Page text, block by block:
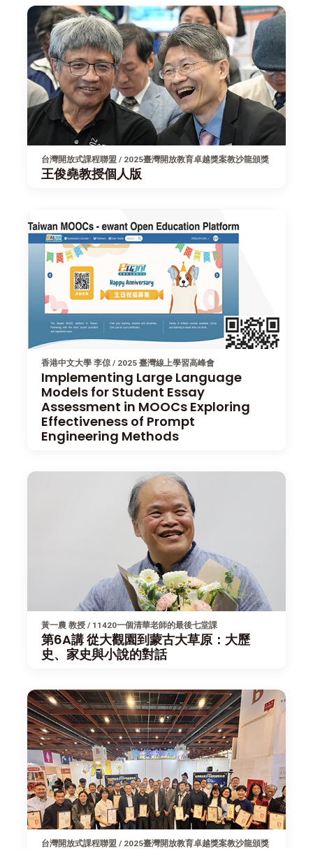
台灣開放式課程聯盟 / 2025臺灣開放教育卓越獎案教沙龍頒獎
王俊堯教授個人版
香港中文大學 李倞 / 2025 臺灣線上學習高峰會
Implementing Large Language
Models for Student Essay
Assessment in MOOCs Exploring
Effectiveness of Prompt
Engineering Methods
黃一農 教授 / 11420一個清華老師的最後七堂課
第6A講 從大觀園到蒙古大草原：大歷
史、家史與小說的對話
台灣開放式課程聯盟 / 2025臺灣開放教育卓越獎案教沙龍頒獎